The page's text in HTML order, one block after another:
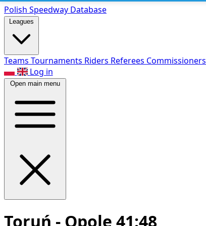
Polish Speedway Database
Leagues
Teams Tournaments Riders Referees Commissioners
Log in
Open main menu
Toruń - Opole 41:48